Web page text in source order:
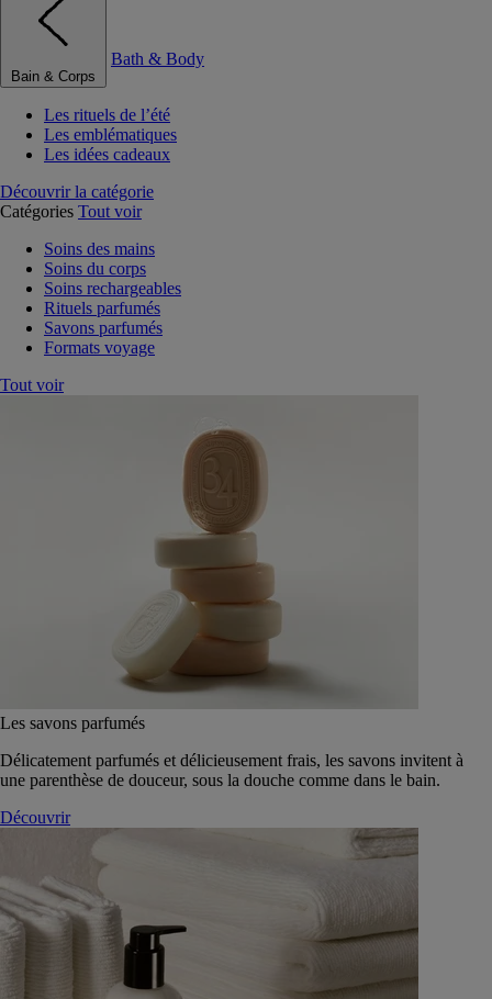
Bain & Corps
Bath & Body
Les rituels de l’été
Les emblématiques
Les idées cadeaux
Découvrir la catégorie
Catégories Tout voir
Soins des mains
Soins du corps
Soins rechargeables
Rituels parfumés
Savons parfumés
Formats voyage
Tout voir
Les savons parfumés
Délicatement parfumés et délicieusement frais, les savons invitent à
une parenthèse de douceur, sous la douche comme dans le bain.
Découvrir